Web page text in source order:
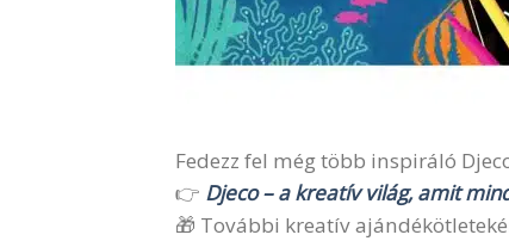
Fedezz fel még több inspiráló
👉 Djeco – a kreatív világ, amit
🎁 További kreatív